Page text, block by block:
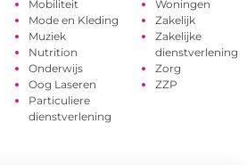
Mobiliteit
Mode en Kleding
Muziek
Nutrition
Onderwijs
Oog Laseren
Particuliere
dienstverlening
Woningen
Zakelijk
Zakelijke
dienstverlening
Zorg
ZZP